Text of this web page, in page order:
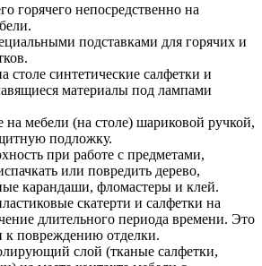
горячего непосредственно на
подставками для горячих и
столе синтетические салфетки и
материалы под лампами
мебели (на столе) шариковой ручкой,
подложку.
при работе с предметами,
или повредить дерево,
карандаши, фломастеры и клей.
скатерти и салфетки на
длительного периода времени. Это
к повреждению отделки.
слой (тканые салфетки,